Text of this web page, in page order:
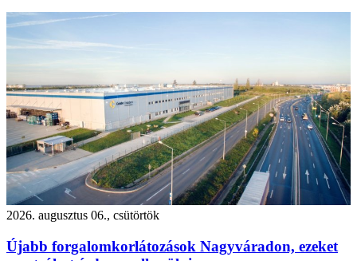
2026. augusztus 06., csütörtök
Újabb forgalomkorlátozások Nagyváradon, ezeket